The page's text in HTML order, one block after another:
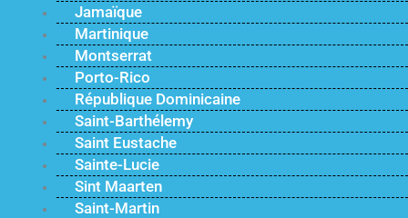
Jamaïque
Martinique
Montserrat
Porto-Rico
République Dominicaine
Saint-Barthélemy
Saint Eustache
Sainte-Lucie
Sint Maarten
Saint-Martin